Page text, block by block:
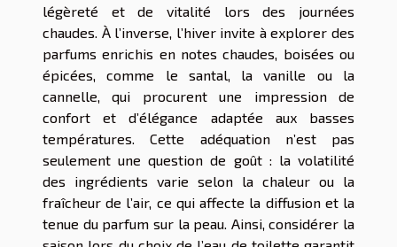
légèreté et de vitalité lors des journées
chaudes. À l’inverse, l’hiver invite à explorer des
parfums enrichis en notes chaudes, boisées ou
épicées, comme le santal, la vanille ou la
cannelle, qui procurent une impression de
confort et d’élégance adaptée aux basses
températures. Cette adéquation n’est pas
seulement une question de goût : la volatilité
des ingrédients varie selon la chaleur ou la
fraîcheur de l’air, ce qui affecte la diffusion et la
tenue du parfum sur la peau. Ainsi, considérer la